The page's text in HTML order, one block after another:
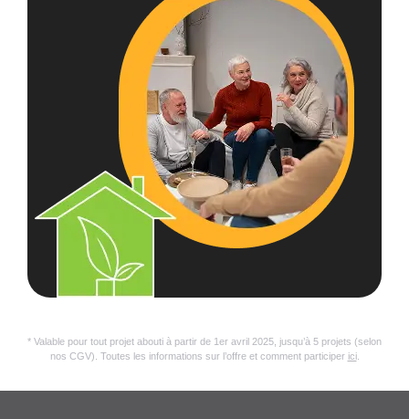
* Valable pour tout projet abouti à partir de 1er avril 2025, jusqu’à 5 projets (selon
nos CGV). Toutes les informations sur l’offre et comment participer ici.